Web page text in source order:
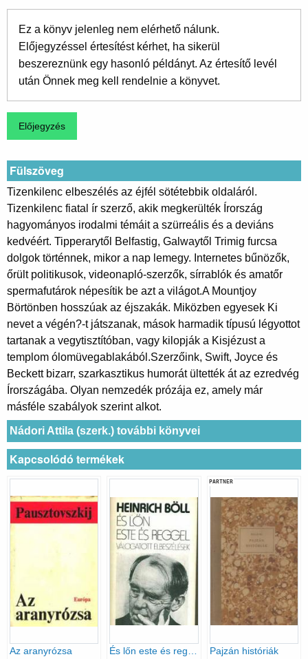
Ez a könyv jelenleg nem elérhető nálunk.
Előjegyzéssel értesítést kérhet, ha sikerül
beszereznünk egy hasonló példányt. Az értesítő levél
után Önnek meg kell rendelnie a könyvet.
Fülszöveg
Tizenkilenc elbeszélés az éjfél sötétebbik oldaláról.
Tizenkilenc fiatal ír szerző, akik megkerülték Írország
hagyományos irodalmi témáit a szürreális és a deviáns
kedvéért. Tipperarytől Belfastig, Galwaytől Trimig furcsa
dolgok történnek, mikor a nap lemegy. Internetes bűnözők,
őrült politikusok, videonapló-szerzők, sírrablók és amatőr
spermafutárok népesítik be azt a világot.A Mountjoy
Börtönben hosszúak az éjszakák. Miközben egyesek Ki
nevet a végén?-t játszanak, mások harmadik típusú légyottot
tartanak a vegytisztítóban, vagy kilopják a Kisjézust a
templom ólomüvegablakából.Szerzőink, Swift, Joyce és
Beckett bizarr, szarkasztikus humorát ültették át az ezredvég
Írországába. Olyan nemzedék prózája ez, amely már
másféle szabályok szerint alkot.
Nádori Attila (szerk.) további könyvei
Kapcsolódó termékek
Az aranyrózsa
PARTNER
Pajzán históriák